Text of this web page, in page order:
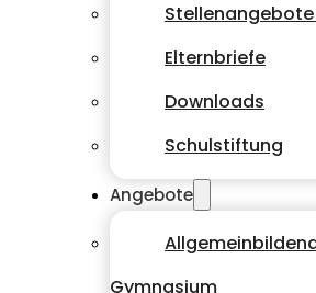
Elternbriefe
Downloads
Schulstiftung
Angebote
Gymnasium